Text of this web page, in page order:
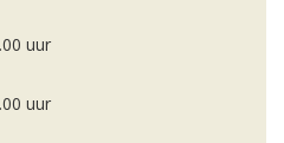
uur
uur